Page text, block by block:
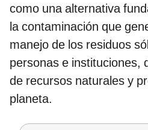
como una alternativa
la contaminación que
manejo de los residuos
personas e instituciones,
de recursos naturales y
planeta.